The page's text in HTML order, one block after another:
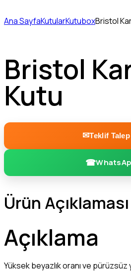
Ana SayfaKutularKutuboxBristol
Bristol
Kutu
Teklif
Ürün Açıklaması
Açıklama
Yüksek beyazlık oranı ve